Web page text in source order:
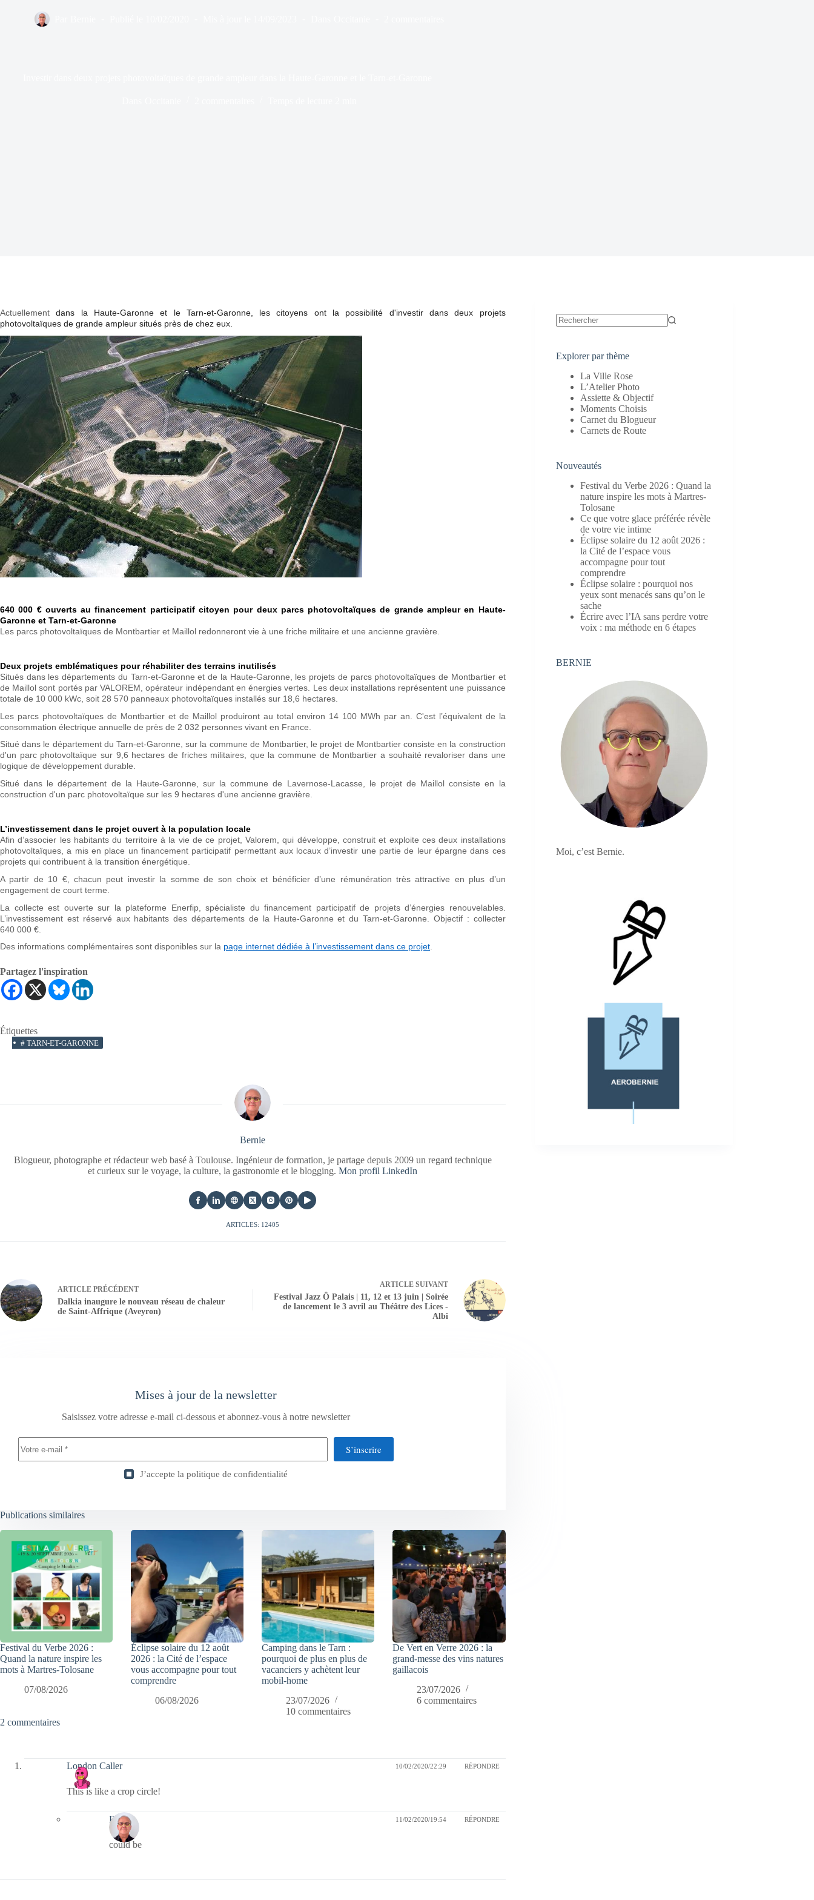
Actuellementdans la Haute-Garonne et le Tarn-et-Garonne, les citoyens ont la possibilité d'investir dans deux projets
photovoltaïques de grande ampleur situés près de chez eux.
640 000 € ouverts au financement participatif citoyen pour deux parcs photovoltaïques de grande ampleur en Haute-
Garonne et Tarn-et-Garonne
Les parcs photovoltaïques de Montbartier et Maillol redonneront vie à une friche militaire et une ancienne gravière.
Deux projets emblématiques pour réhabiliter des terrains inutilisés
Situés dans les départements du Tarn-et-Garonne et de la Haute-Garonne, les projets de parcs photovoltaïques de Montbartier et
de Maillol sont portés par VALOREM, opérateur indépendant en énergies vertes. Les deux installations représentent une puissance
totale de 10 000 kWc, soit 28 570 panneaux photovoltaïques installés sur 18,6 hectares.
Les parcs photovoltaïques de Montbartier et de Maillol produiront au total environ 14 100 MWh par an. C'est l’équivalent de la
consommation électrique annuelle de près de 2 032 personnes vivant en France.
Situé dans le département du Tarn-et-Garonne, sur la commune de Montbartier, le projet de Montbartier consiste en la construction
d'un parc photovoltaïque sur 9,6 hectares de friches militaires, que la commune de Montbartier a souhaité revaloriser dans une
logique de développement durable.
Situé dans le département de la Haute-Garonne, sur la commune de Lavernose-Lacasse, le projet de Maillol consiste en la
construction d'un parc photovoltaïque sur les 9 hectares d'une ancienne gravière.
L’investissement dans le projet ouvert à la population locale
Afin d’associer les habitants du territoire à la vie de ce projet, Valorem, qui développe, construit et exploite ces deux installations
photovoltaïques, a mis en place un financement participatif permettant aux locaux d’investir une partie de leur épargne dans ces
projets qui contribuent à la transition énergétique.
A partir de 10 €, chacun peut investir la somme de son choix et bénéficier d’une rémunération très attractive en plus d’un
engagement de court terme.
La collecte est ouverte sur la plateforme Enerfip, spécialiste du financement participatif de projets d’énergies renouvelables.
L’investissement est réservé aux habitants des départements de la Haute-Garonne et du Tarn-et-Garonne. Objectif : collecter
640 000 €.
Des informations complémentaires sont disponibles sur la page internet dédiée à l’investissement dans ce projet.
Partagez l'inspiration
Étiquettes
# TARN-ET-GARONNE
Bernie
Blogueur, photographe et rédacteur web basé à Toulouse. Ingénieur de formation, je partage depuis 2009 un regard technique
et curieux sur le voyage, la culture, la gastronomie et le blogging.Mon profil LinkedIn
ARTICLES: 12405
ARTICLE PRÉCÉDENT
Dalkia inaugure le nouveau réseau de chaleur
de Saint-Affrique (Aveyron)
ARTICLESUIVANT
Festival Jazz Ô Palais | 11, 12 et 13 juin | Soirée
de lancement le 3 avril au Théâtre des Lices -
Albi
Mises à jour de la newsletter
Saisissez votre adresse e-mail ci-dessous et abonnez-vous à notre newsletter
S’inscrire
J’accepte la politique de confidentialité
Publications similaires
Festival du Verbe 2026 :
Quand la nature inspire les
mots à Martres-Tolosane
07/08/2026
Éclipse solaire du 12 août
2026 : la Cité de l’espace
vous accompagne pour tout
comprendre
06/08/2026
Camping dans le Tarn :
pourquoi de plus en plus de
vacanciers y achètent leur
mobil-home
23/07/2026
10 commentaires
De Vert en Verre 2026 : la
grand-messe des vins natures
gaillacois
23/07/2026
6 commentaires
2 commentaires
London Caller 10/02/2020/22:29 RÉPONDRE
This is like a crop circle!
Bernie 11/02/2020/19:54 RÉPONDRE
could be
Explorer par thème
La Ville Rose
L’Atelier Photo
Assiette & Objectif
Moments Choisis
Carnet du Blogueur
Carnets de Route
Nouveautés
Festival du Verbe 2026 : Quand la
nature inspire les mots à Martres-
Tolosane
Ce que votre glace préférée révèle
de votre vie intime
Éclipse solaire du 12 août 2026 :
la Cité de l’espace vous
accompagne pour tout
comprendre
Éclipse solaire : pourquoi nos
yeux sont menacés sans qu’on le
sache
Écrire avec l’IA sans perdre votre
voix : ma méthode en 6 étapes
BERNIE
Moi, c’est Bernie.